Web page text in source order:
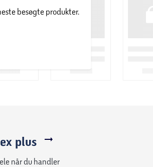
besøgte produkter.
plus
når du handler